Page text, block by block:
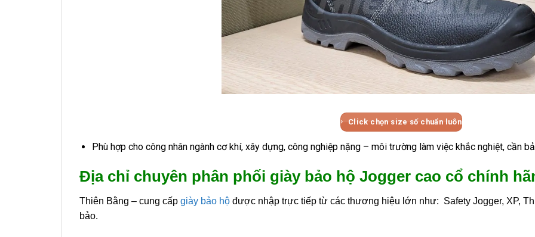
Click chọn size số chuẩn luôn
Phù hợp cho công nhân ngành cơ khí, xây dựng, công nghiệp nặng – môi trường làm việc khắc nghiệt, cần
Địa chỉ chuyên phân phối giày bảo hộ Jogger cao cổ chính
Thiên Bằng – cung cấp giày bảo hộ được nhập trực tiếp từ các thương hiệu lớn như: Safety Jogger, XP,
bảo.